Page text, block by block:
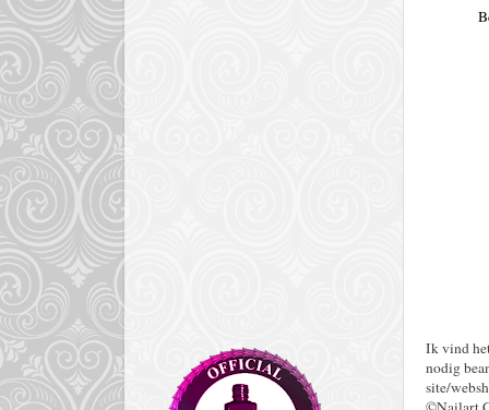
Ik vind
nodig
site/